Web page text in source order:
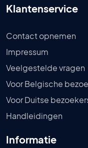
Klantenservice
Contact opnemen
Impressum
Veelgestelde vragen
Voor Belgische
Voor Duitse
Handleidingen
Informatie